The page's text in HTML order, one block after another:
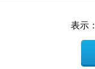
表示：